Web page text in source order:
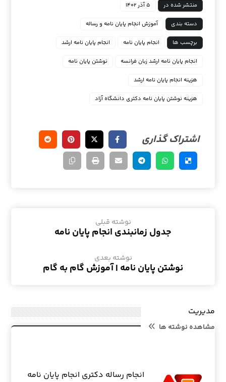
منتشر شده در ۵ آذر ۱۴۰۲
دسته بندی آموزش انجام پایان نامه و رساله
برچسب ها انجام پایان نامه انجام پایان نامه ارشد
انجام پایان نامه ارشد زبان فرانسه نوشتن پایان نامه
هزینه انجام پایان نامه ارشد
هزینه نوشتن پایان نامه دکتری دانشگاه آزاد
نوشته قبلی
جدول زمانبندی انجام پایان نامه
نوشته بعدی
نوشتن پایان نامه | آموزش گام به گام
مدیریت
مشاهده نوشته ها
انجام رساله دکتری انجام پایان نامه